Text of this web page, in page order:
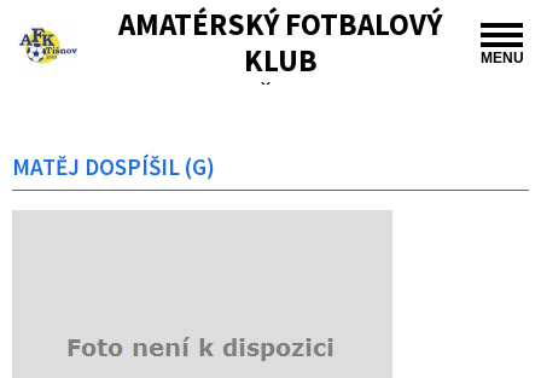
MENU
AMATÉRSKÝ FOTBALOVÝ
KLUB
TIŠNOV
MATĚJ DOSPÍŠIL (G)